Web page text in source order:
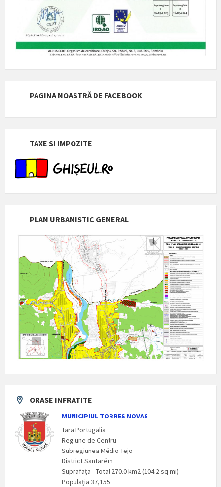
PAGINA NOASTRĂ DE FACEBOOK
TAXE SI IMPOZITE
PLAN URBANISTIC GENERAL
ORASE INFRATITE
MUNICIPIUL TORRES NOVAS
Tara Portugalia
Regiune de Centru
Subregiunea Médio Tejo
District Santarém
Suprafaţa - Total 270.0 km2 (104.2 sq mi)
Populaţia 37,155